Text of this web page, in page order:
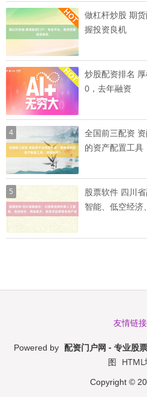
做杠杆炒股 期
握投资良机
炒股配资排名
0，去年融资
4
全国前三配资
的资产配置工具
5
股票软件 四川
智能、低空经济
友情链接
Powered by 配资门户网 - 专业股
图 HTML
Copyright ©